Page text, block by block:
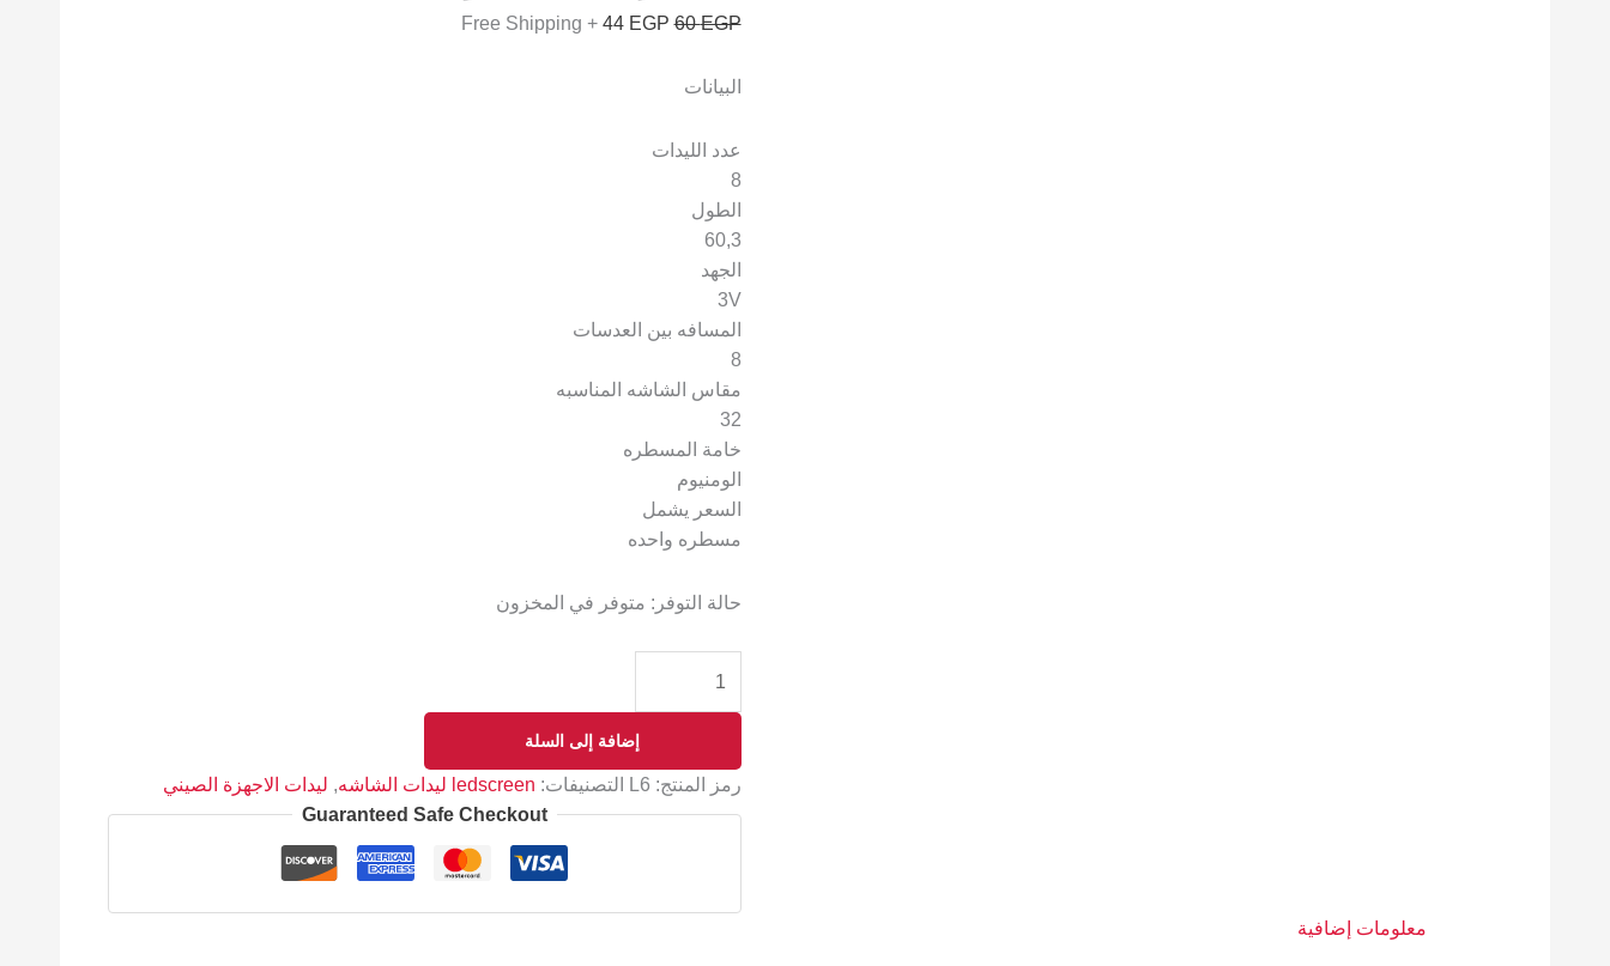
60EGP
44 EGP
+ Free Shipping
البيانات
عدد الليدات
8
الطول
60,3
الجهد
3V
المسافه بين العدسات
8
مقاس الشاشه المناسبه
32
خامة المسطره
الومنيوم
السعر يشمل
مسطره واحده
حالة التوفر: متوفر في المخزون
إضافة إلى السلة
رمز المنتج: L6 التصنيفات: ledscreen ليدات الشاشه , ليدات الاجهزة الصيني
Guaranteed Safe Checkout
معلومات إضافية